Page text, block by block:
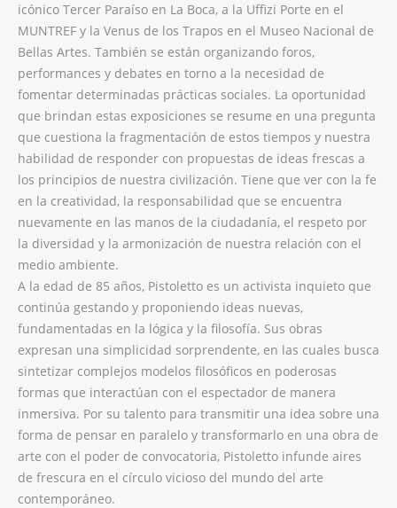
icónico Tercer Paraíso en La Boca, a la Uffizi Porte en el
MUNTREF y la Venus de los Trapos en el Museo Nacional de
Bellas Artes. También se están organizando foros,
performances y debates en torno a la necesidad de
fomentar determinadas prácticas sociales. La oportunidad
que brindan estas exposiciones se resume en una pregunta
que cuestiona la fragmentación de estos tiempos y nuestra
habilidad de responder con propuestas de ideas frescas a
los principios de nuestra civilización. Tiene que ver con la fe
en la creatividad, la responsabilidad que se encuentra
nuevamente en las manos de la ciudadanía, el respeto por
la diversidad y la armonización de nuestra relación con el
medio ambiente.
A la edad de 85 años, Pistoletto es un activista inquieto que
continúa gestando y proponiendo ideas nuevas,
fundamentadas en la lógica y la filosofía. Sus obras
expresan una simplicidad sorprendente, en las cuales busca
sintetizar complejos modelos filosóficos en poderosas
formas que interactúan con el espectador de manera
inmersiva. Por su talento para transmitir una idea sobre una
forma de pensar en paralelo y transformarlo en una obra de
arte con el poder de convocatoria, Pistoletto infunde aires
de frescura en el círculo vicioso del mundo del arte
contemporáneo.